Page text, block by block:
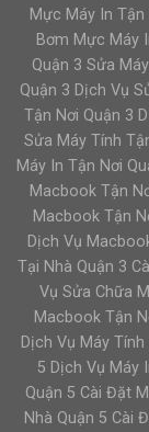
Mực Máy In
Bơm Mực Máy
Quận 3 Sửa
Quận 3 Dịch Vụ
Tận Nơi Quận 3
Sửa Máy Tính
Máy In Tận Nơi
Macbook Tận
Macbook Tận
Dịch Vụ
Tại Nhà Quận 3
Vụ Sửa Chữa
Macbook Tận
Dịch Vụ Máy
5 Dịch Vụ Máy
Quận 5 Cài Đặt
Nhà Quận 5 Cài